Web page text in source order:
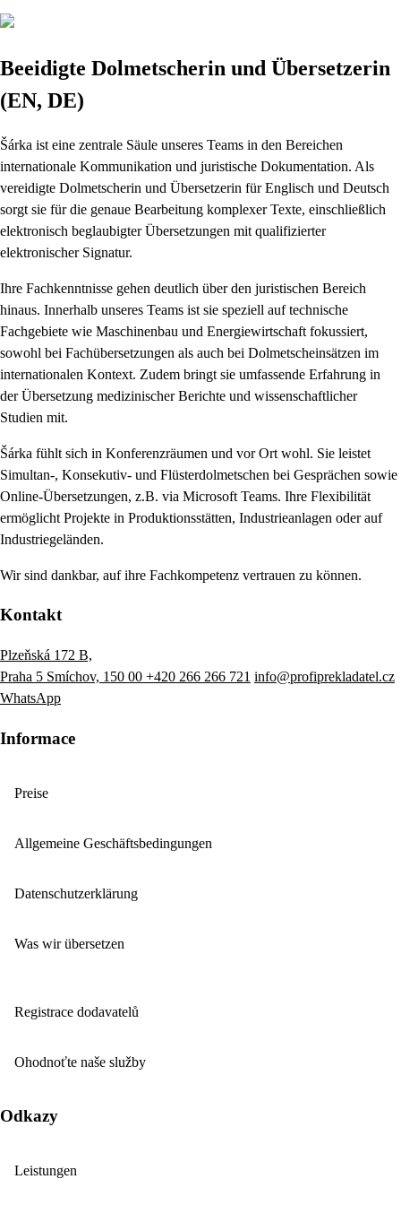
Beeidigte Dolmetscherin und Übersetzerin
(EN, DE)
Šárka ist eine zentrale Säule unseres Teams in den Bereichen
internationale Kommunikation und juristische Dokumentation. Als
vereidigte Dolmetscherin und Übersetzerin für Englisch und Deutsch
sorgt sie für die genaue Bearbeitung komplexer Texte, einschließlich
elektronisch beglaubigter Übersetzungen mit qualifizierter
elektronischer Signatur.
Ihre Fachkenntnisse gehen deutlich über den juristischen Bereich
hinaus. Innerhalb unseres Teams ist sie speziell auf technische
Fachgebiete wie Maschinenbau und Energiewirtschaft fokussiert,
sowohl bei Fachübersetzungen als auch bei Dolmetscheinsätzen im
internationalen Kontext. Zudem bringt sie umfassende Erfahrung in
der Übersetzung medizinischer Berichte und wissenschaftlicher
Studien mit.
Šárka fühlt sich in Konferenzräumen und vor Ort wohl. Sie leistet
Simultan-, Konsekutiv- und Flüsterdolmetschen bei Gesprächen sowie
Online-Übersetzungen, z.B. via Microsoft Teams. Ihre Flexibilität
ermöglicht Projekte in Produktionsstätten, Industrieanlagen oder auf
Industriegeländen.
Wir sind dankbar, auf ihre Fachkompetenz vertrauen zu können.
Kontakt
Plzeňská 172 B,
Praha 5 Smíchov, 150 00 +420 266 266 721 info@profiprekladatel.cz
WhatsApp
Informace
Preise
Allgemeine Geschäftsbedingungen
Datenschutzerklärung
Was wir übersetzen
Registrace dodavatelů
Ohodnoťte naše služby
Odkazy
Leistungen